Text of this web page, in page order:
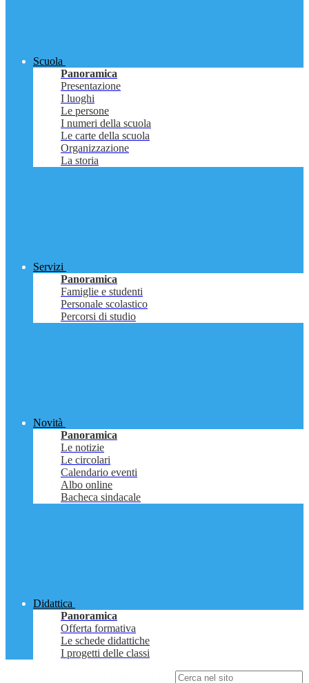
Scuola
Panoramica
Presentazione
I luoghi
Le persone
I numeri della scuola
Le carte della scuola
Organizzazione
La storia
Servizi
Panoramica
Famiglie e studenti
Personale scolastico
Percorsi di studio
Novità
Panoramica
Le notizie
Le circolari
Calendario eventi
Albo online
Bacheca sindacale
Didattica
Panoramica
Offerta formativa
Le schede didattiche
I progetti delle classi